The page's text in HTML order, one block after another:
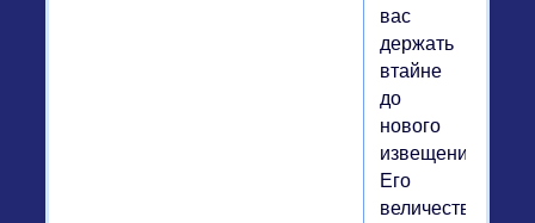
вас
держать
втайне
до
нового
извещения.
Его
величество